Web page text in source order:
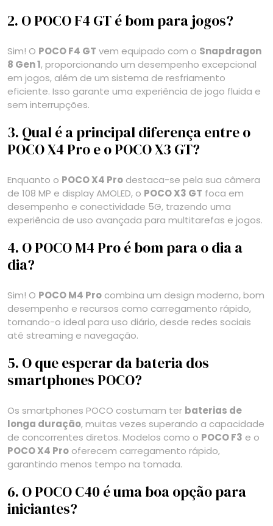
2. O POCO F4 GT é bom para jogos?
Sim! O POCO F4 GT vem equipado com o Snapdragon
8 Gen 1, proporcionando um desempenho excepcional
em jogos, além de um sistema de resfriamento
eficiente. Isso garante uma experiência de jogo fluida e
sem interrupções.
3. Qual é a principal diferença entre o
POCO X4 Pro e o POCO X3 GT?
Enquanto o POCO X4 Pro destaca-se pela sua câmera
de 108 MP e display AMOLED, o POCO X3 GT foca em
desempenho e conectividade 5G, trazendo uma
experiência de uso avançada para multitarefas e jogos.
4. O POCO M4 Pro é bom para o dia a
dia?
Sim! O POCO M4 Pro combina um design moderno, bom
desempenho e recursos como carregamento rápido,
tornando-o ideal para uso diário, desde redes sociais
até streaming e navegação.
5. O que esperar da bateria dos
smartphones POCO?
Os smartphones POCO costumam ter baterias de
longa duração, muitas vezes superando a capacidade
de concorrentes diretos. Modelos como o POCO F3 e o
POCO X4 Pro oferecem carregamento rápido,
garantindo menos tempo na tomada.
6. O POCO C40 é uma boa opção para
iniciantes?